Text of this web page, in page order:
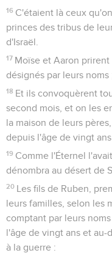
16 C'étaient là ceux
princes des tribus de
d'Israël.
17 Moïse et Aaron
désignés par leurs noms
18 Et ils convoquèrent
second mois, et on les
la maison de leurs
depuis l'âge de vingt
19 Comme l'Éternel
dénombra au désert de
20 Les fils de Ruben,
leurs familles, selon les
comptant par leurs
l'âge de vingt ans et au-
à la guerre :